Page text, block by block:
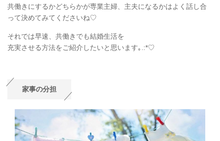
共働きにするかどちらかが専業主婦、主夫になるかはよく話し合
って決めてみてくださいね♡
それでは早速、共働きでも結婚生活を
充実させる方法をご紹介したいと思います｡.:*♡
家事の分担